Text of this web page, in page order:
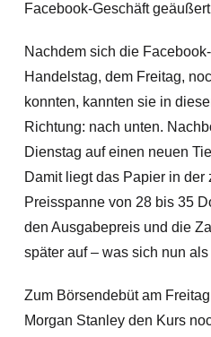
Facebook-Geschäft
Nachdem sich die
Handelstag, dem Freitag,
konnten, kannten sie in
Richtung: nach unten.
Dienstag auf einen neuen
Damit liegt das Papier in der
Preisspanne von 28 bis 35
den Ausgabepreis und die
später auf – was sich nun
Zum Börsendebüt am
Morgan Stanley den Kurs